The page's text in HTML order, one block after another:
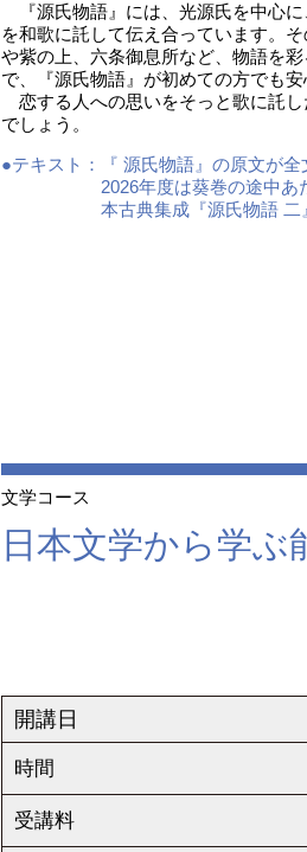
『源氏物語』には、光源氏を中心
を和歌に託して伝え合っています。
や紫の上、六条御息所など、物語を
で、『源氏物語』が初めての方でも
恋する人への思いをそっと歌に託
でしょう。
●テキスト：
『 源氏物語』の原文が
2026年度は葵巻の途中
本古典集成『源氏物語
文学コース
日本文学から学ぶ
開講日
時間
受講料